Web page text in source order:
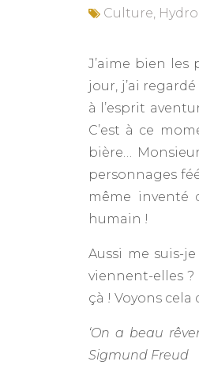
Culture,
J’aime bien les
jour, j’ai
à l’esprit
C’est à ce
bière…
personnages
même inventé
humain !
Aussi me suis-
viennent-elles ?
çà ! Voyons cela
‘On a beau
Sigmund Freud